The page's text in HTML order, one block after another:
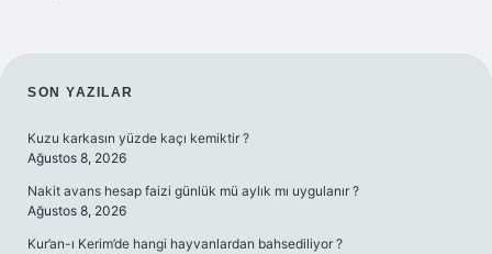
SIDEBAR
SON YAZILAR
Kuzu karkasın yüzde kaçı kemiktir ?
Ağustos 8, 2026
Nakit avans hesap faizi günlük mü aylık mı uygulanır ?
Ağustos 8, 2026
Kur’an-ı Kerim’de hangi hayvanlardan bahsediliyor ?